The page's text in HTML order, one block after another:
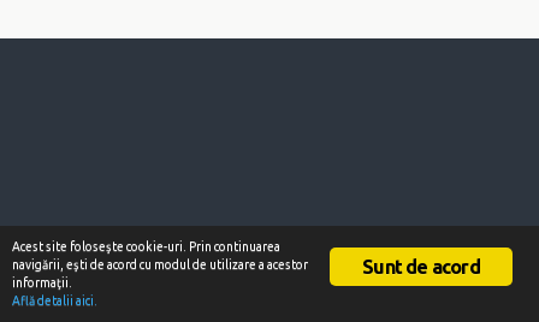
Sunt de acord
Acest site foloseşte cookie-uri. Prin continuarea
navigării, eşti de acord cu modul de utilizare a acestor
informaţii.
Află detalii aici.